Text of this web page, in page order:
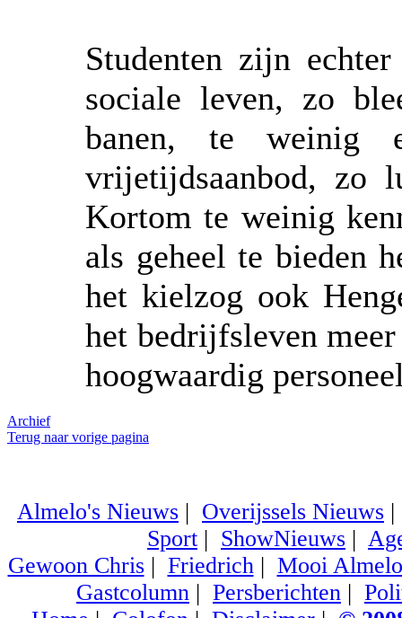
Studenten zijn
sociale leven, zo
banen, te weinig
vrijetijdsaanbod, zo
Kortom te weinig
als geheel te bieden
het kielzog ook
het bedrijfsleven
hoogwaardig
Archief
Terug naar vorige pagina
Almelo's Nieuws | Overijssels Nieuws
Sport | ShowNieuws |
Gewoon Chris| Friedrich| Mooi Almelo
Gastcolumn | Persberichten |